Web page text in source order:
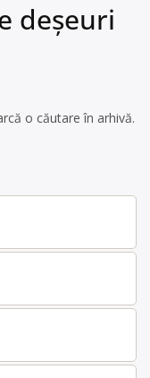
deșeuri
o căutare în arhivă.